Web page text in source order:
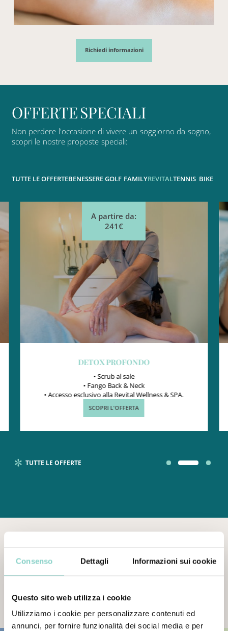
Consenso Dettagli Informazioni sui cookie
Questo sito web utilizza i cookie
Utilizziamo i cookie per personalizzare contenuti ed
annunci, per fornire funzionalità dei social media e per
Richiedi informazioni
OFFERTESPECIALI
Non perdere l'occasione di vivere un soggiorno da sogno,
scopri le nostre proposte speciali:
TUTTE LE OFFERTEBENESSERE GOLF FAMILYREVITALTENNIS BIKE
A partire da:
241€
DETOX PROFONDO
• Scrub al sale
• Fango Back & Neck
• Accesso esclusivo alla Revital Wellness & SPA.
SCOPRI L'OFFERTA
TUTTE LE OFFERTE
QUALCOSADI
Newsdal mondo di Galzignano Resort